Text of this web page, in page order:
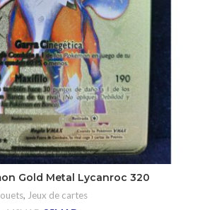
Gold Metal Lycanroc 320
, Jeux de cartes